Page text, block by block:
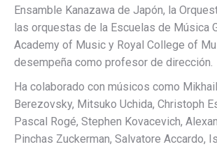
Ensamble Kanazawa de Japón, la
las orquestas de la Escuelas de Música
Academy of Music y Royal College of
desempeña como profesor de dirección.
Ha colaborado con músicos como
Berezovsky, Mitsuko Uchida, Christoph
Pascal Rogé, Stephen Kovacevich,
Pinchas Zuckerman, Salvatore Accardo,